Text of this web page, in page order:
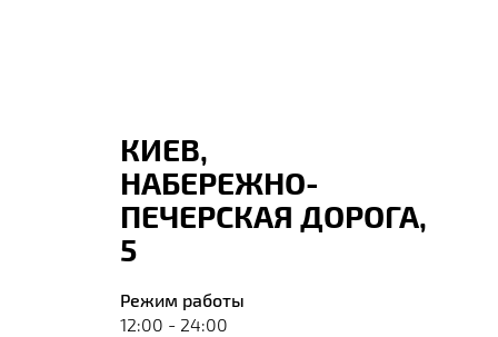
КИЕВ,
НАБЕРЕЖНО-
ПЕЧЕРСКАЯ ДОРОГА,
5
Режим работы
12:00 - 24:00